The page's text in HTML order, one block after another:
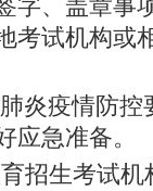
字、盖章事
考试机构或
炎疫情防
应急准备。
招生考试